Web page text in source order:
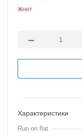
нет
Характеристики
Run on flat